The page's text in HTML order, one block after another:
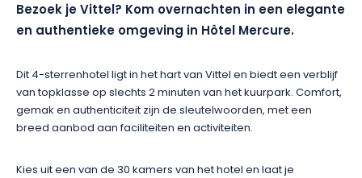
Bezoek je Vittel? Kom overnachten in een elegante
en authentieke omgeving in Hôtel Mercure.
Dit 4-sterrenhotel ligt in het hart van Vittel en biedt een verblijf
van topklasse op slechts 2minutenvan het kuurpark.Comfort,
gemak en authenticiteit zijn de sleutelwoorden, met een
breed aanbod aan faciliteiten en activiteiten.
Kies uit een van de 30 kamers van het hotel en laat je